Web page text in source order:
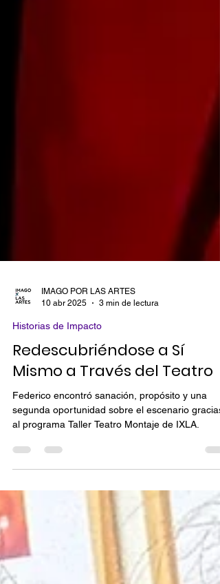
10 abr 2025
3 min de lectura
Historias de Impacto
Redescubriéndose a Sí
Mismo a Través del Teatro
Federico encontró sanación, propósito y una
al programa Taller Teatro Montaje de IXLA.